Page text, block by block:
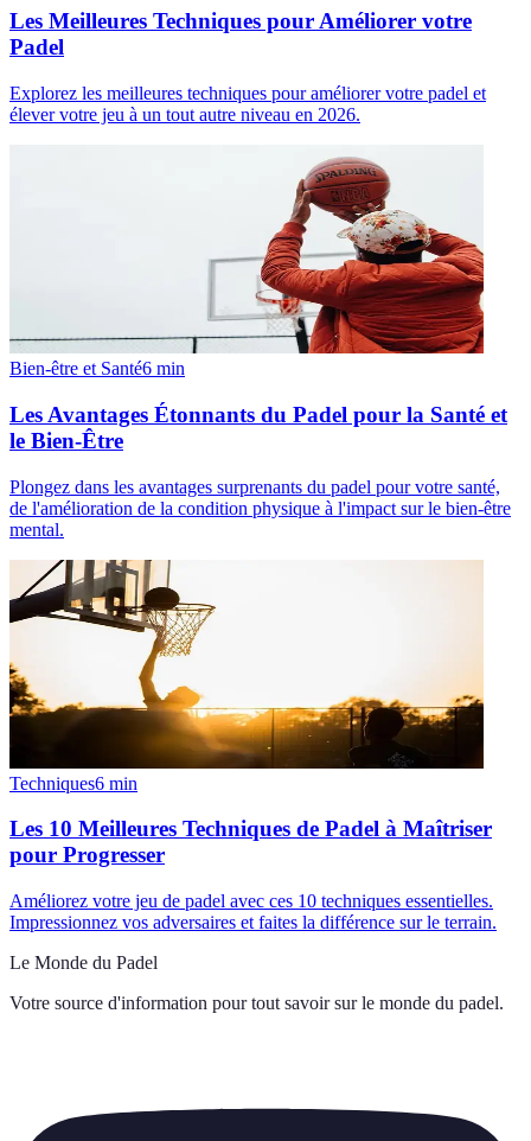
Les Meilleures Techniques pour Améliorer votre
Padel
Explorez les meilleures techniques pour améliorer votre padel et
élever votre jeu à un tout autre niveau en 2026.
Bien-être et Santé6 min
Les Avantages Étonnants du Padel pour la Santé et
le Bien-Être
Plongez dans les avantages surprenants du padel pour votre santé,
de l'amélioration de la condition physique à l'impact sur le bien-être
mental.
Techniques6 min
Les 10 Meilleures Techniques de Padel à Maîtriser
pour Progresser
Améliorez votre jeu de padel avec ces 10 techniques essentielles.
Impressionnez vos adversaires et faites la différence sur le terrain.
Le Monde du Padel
Votre source d'information pour tout savoir sur le monde du padel.